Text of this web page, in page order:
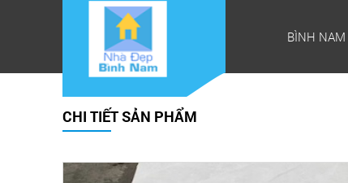
BÌNH NAM
CHI TIẾT SẢN PHẨM